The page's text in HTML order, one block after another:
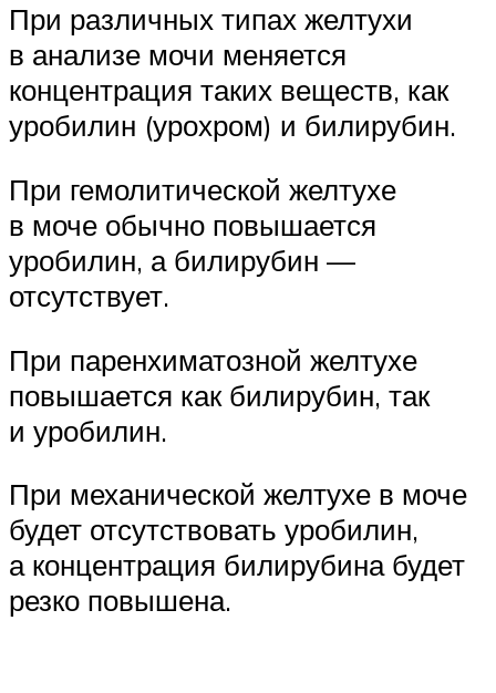
При различных типах желтухи
в анализе мочи меняется
концентрация таких веществ, как
уробилин (урохром) и билирубин.
При гемолитической желтухе
в моче обычно повышается
уробилин, а билирубин —
отсутствует.
При паренхиматозной желтухе
повышается как билирубин, так
и уробилин.
При механической желтухе в моче
будет отсутствовать уробилин,
а концентрация билирубина будет
резко повышена.